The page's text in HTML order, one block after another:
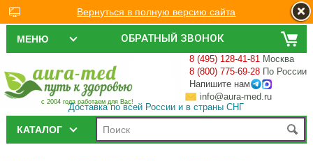
ОБРАТНЫЙ ЗВОНОК
МЕНЮ
с 2004 года работаем для Вас!
8 (495) 128-41-81 Москва
8 (800) 775-69-28 По России
Напишите нам
info@aura-med.ru
Доставка по всей России и в страны СНГ
КАТАЛОГ
Вернуться в полную версию сайта